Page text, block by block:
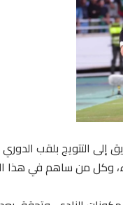
إلى التتويج بلقب
وكل من ساهم في